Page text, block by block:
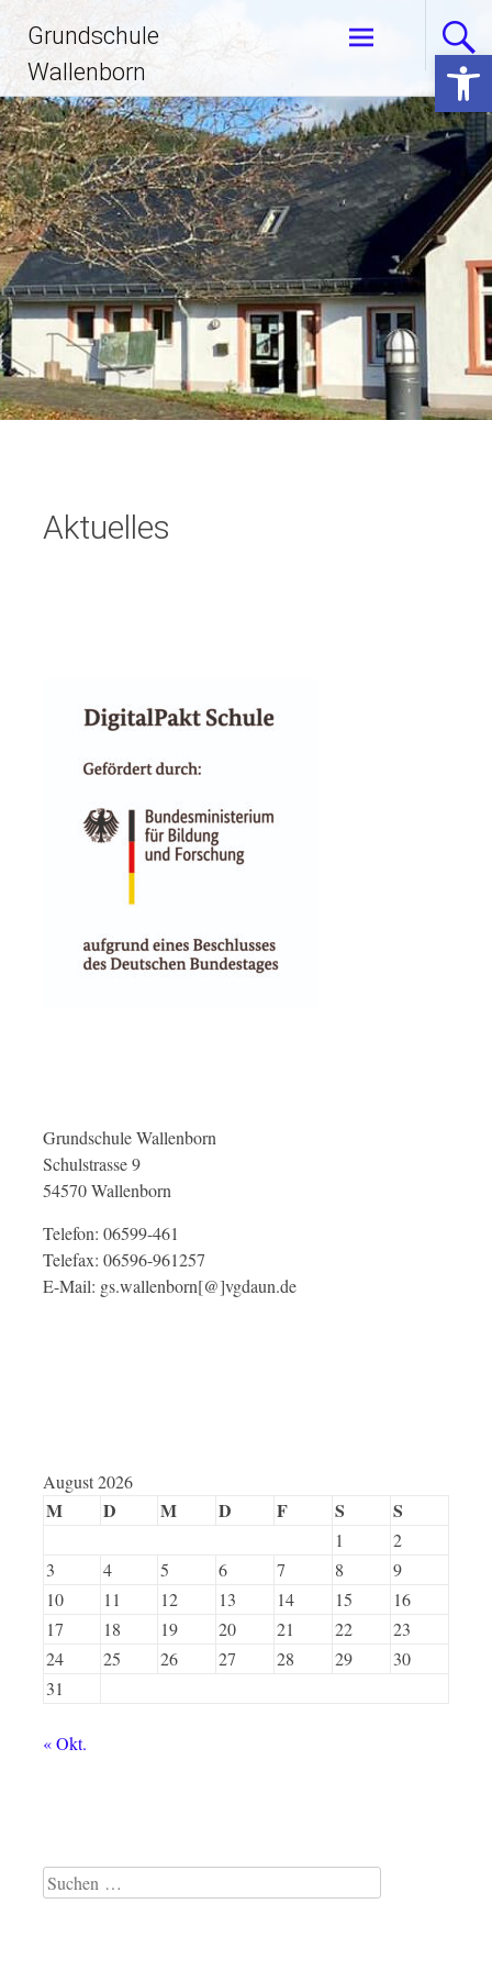
Inhalt
springen
Grundschule
Wallenborn
Aktuelles
Grundschule Wallenborn
Schulstrasse 9
54570 Wallenborn
Telefon: 06599-461
Telefax: 06596-961257
E-Mail: gs.wallenborn[@]vgdaun.de
August 2026
M D M D F S S
1
2
3
4 5 6 7 8
9
10
11 12 13 14 15
16
17
18 19 20 21 22
23
24
25 26 27 28 29
30
31
« Okt.
Suche
nach: